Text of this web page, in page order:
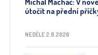
Michal Machač: V
útočit na přední
NEDĚLE 2.8.2026